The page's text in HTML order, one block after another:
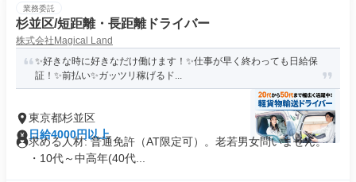
業務委託
杉並区/短距離・長距離ドライバー
株式会社Magical Land
✨好きな時に好きなだけ働けます！✨仕事が早く終わっても日給保
証！✨前払い✨ガッツリ稼げるド...
東京都杉並区
日給4000円以上
求める人材: 普通免許（AT限定可）。老若男女問いません。
・10代～中高年(40代...